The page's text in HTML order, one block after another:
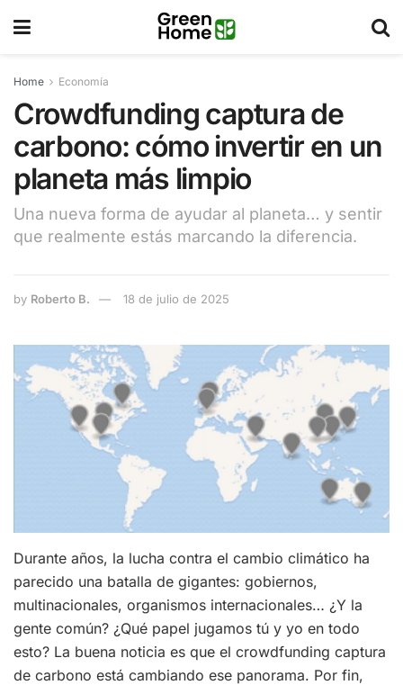
Home Economía
Crowdfunding captura de
carbono: cómo invertir en un
planeta más limpio
Una nueva forma de ayudar al planeta… y sentir
que realmente estás marcando la diferencia.
by Roberto B. 18 de julio de 2025
Durante años, la lucha contra el cambio climático ha
parecido una batalla de gigantes: gobiernos,
multinacionales, organismos internacionales… ¿Y la
gente común? ¿Qué papel jugamos tú y yo en todo
esto? La buena noticia es que el crowdfunding captura
de carbono está cambiando ese panorama. Por fin,